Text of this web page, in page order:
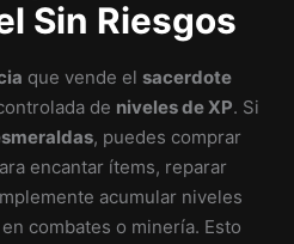
Sin Riesgos
que vende el sacerdote
de niveles de XP. Si
, puedes comprar
encantar ítems, reparar
acumular niveles
combates o minería. Esto